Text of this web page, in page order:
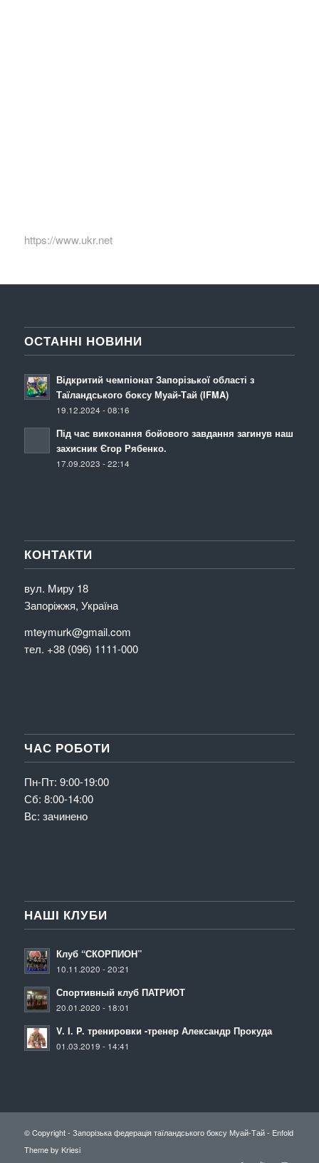
https://www.ukr.net
ОСТАННІ НОВИНИ
Відкритий чемпіонат Запорізької області з
Таїландського боксу Муай-Тай (IFMA)
19.12.2024 - 08:16
Під час виконання бойового завдання загинув наш
захисник Єгор Рябенко.
17.09.2023 - 22:14
КОНТАКТИ
вул. Миру 18
Запоріжжя, Україна
mteymurk@gmail.com
тел. +38 (096) 1111-000
ЧАС РОБОТИ
Пн-Пт: 9:00-19:00
Сб: 8:00-14:00
Вс: зачинено
НАШІ КЛУБИ
Клуб “СКОРПИОН”
10.11.2020 - 20:21
Спортивный клуб ПАТРИОТ
20.01.2020 - 18:01
V. I. P. тренировки -тренер Александр Прокуда
01.03.2019 - 14:41
© Copyright - Запорізька федерація таїландського боксу Муай-Тай- Enfold
Theme by Kriesi